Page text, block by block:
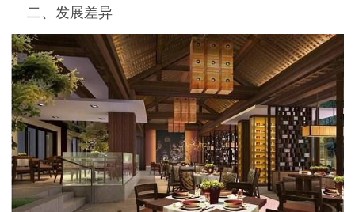
二、发展差异